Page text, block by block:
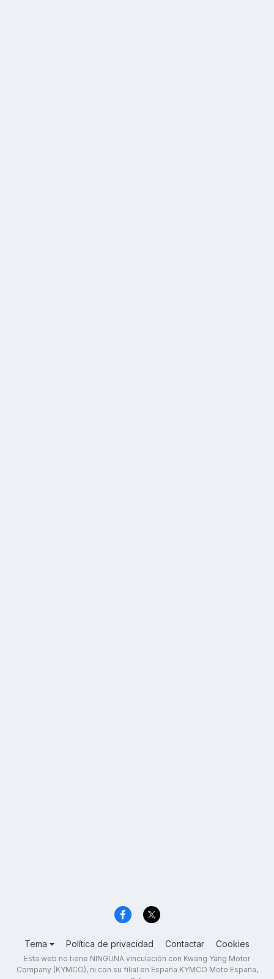
Tema Política de privacidad Contactar Cookies
Esta web no tiene NINGUNA vinculación con Kwang Yang Motor
Company (KYMCO), ni con su filial en España KYMCO Moto España,